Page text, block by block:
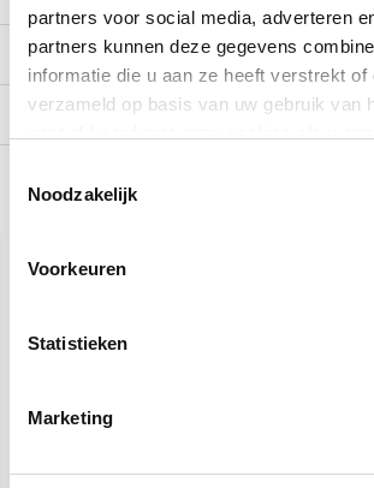
partners voor social media, adverteren
partners kunnen deze gegevens
informatie die u aan ze heeft verstrekt of
verzameld op basis van uw gebruik van
Noodzakelijk
Voorkeuren
Statistieken
Marketing
Reviews
Verzending
Gerelateerde producten